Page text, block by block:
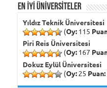
EN İYİ ÜNİVERSİTELER
Yıldız Teknik Üniversitesi
(Oy:115
Piri Reis Üniversitesi
(Oy:167
Dokuz Eylül Üniversitesi
(Oy:25 Puan: